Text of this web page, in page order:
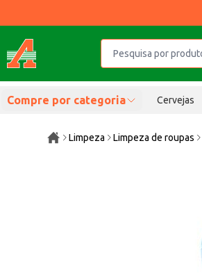
Compre por categoria Cervejas
Limpeza Limpeza de roupas